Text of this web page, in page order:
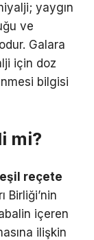
yaygın
ve
Galara
için doz
bilgisi
mi?
reçete
Birliği’nin
içeren
ilişkin